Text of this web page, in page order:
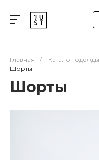
Главная / Каталог одежды
Шорты
Шорты